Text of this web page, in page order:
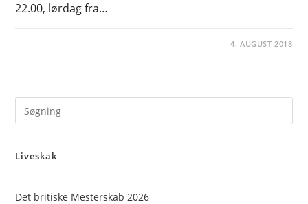
22.00, lørdag fra…
4. AUGUST 2018
Liveskak
Det britiske Mesterskab 2026